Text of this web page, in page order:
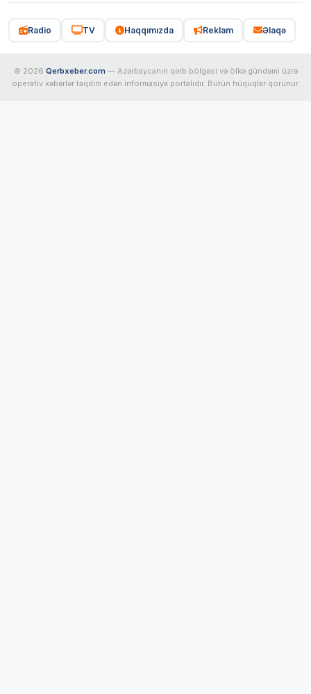
Radio TV Haqqımızda Reklam Əlaqə
© 2026 Qerbxeber.com — Azərbaycanın qərb bölgəsi və ölkə gündəmi üzrə
operativ xəbərlər təqdim edən informasiya portalıdır. Bütün hüquqlar qorunur.